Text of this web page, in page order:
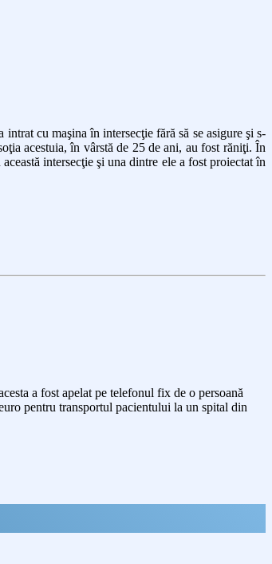
cu maşina în intersecţie fără să se asigure şi s-
acestuia, în vârstă de 25 de ani, au fost răniţi. În
intersecţie şi una dintre ele a fost proiectat în
a fost apelat pe telefonul fix de o persoană
pentru transportul pacientului la un spital din